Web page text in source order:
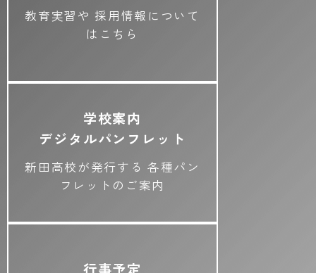
教育実習や 採用情報について
はこちら
学校案内
デジタルパンフレット
新田高校が発行する 各種パン
フレットのご案内